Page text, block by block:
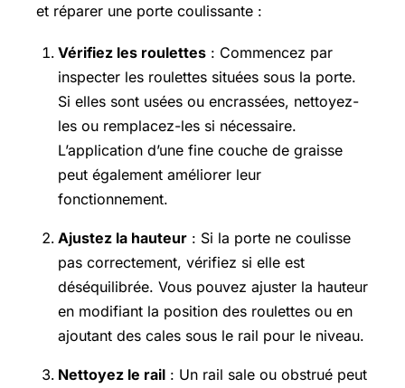
et réparer une porte coulissante :
Vérifiez les roulettes : Commencez par
inspecter les roulettes situées sous la porte.
Si elles sont usées ou encrassées, nettoyez-
les ou remplacez-les si nécessaire.
L’application d’une fine couche de graisse
peut également améliorer leur
fonctionnement.
Ajustez la hauteur : Si la porte ne coulisse
pas correctement, vérifiez si elle est
déséquilibrée. Vous pouvez ajuster la hauteur
en modifiant la position des roulettes ou en
ajoutant des cales sous le rail pour le niveau.
Nettoyez le rail : Un rail sale ou obstrué peut